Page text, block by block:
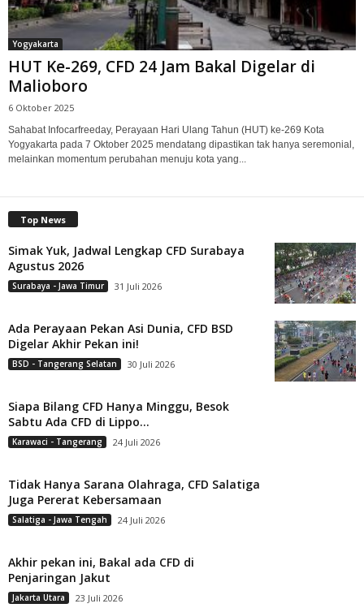
Yogyakarta
HUT Ke-269, CFD 24 Jam Bakal Digelar di
Malioboro
6 Oktober 2025
Sahabat Infocarfreeday, Perayaan Hari Ulang Tahun (HUT) ke-269 Kota
Yogyakarta pada 7 Oktober 2025 mendatang dipastikan tak hanya seremonial,
melainkan momentum perubahan menuju kota yang...
Top News
Simak Yuk, Jadwal Lengkap CFD Surabaya
Agustus 2026
Surabaya - Jawa Timur 31 Juli 2026
Ada Perayaan Pekan Asi Dunia, CFD BSD
Digelar Akhir Pekan ini!
BSD - Tangerang Selatan 30 Juli 2026
Siapa Bilang CFD Hanya Minggu, Besok
Sabtu Ada CFD di Lippo...
Karawaci - Tangerang 24 Juli 2026
Tidak Hanya Sarana Olahraga, CFD Salatiga
Juga Pererat Kebersamaan
Salatiga - Jawa Tengah 24 Juli 2026
Akhir pekan ini, Bakal ada CFD di
Penjaringan Jakut
Jakarta Utara 23 Juli 2026